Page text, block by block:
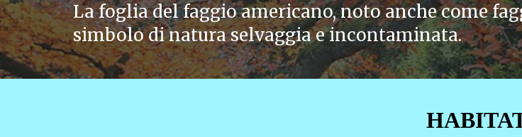
La foglia del faggio americano, noto anche come
simbolo di natura selvaggia e incontaminata.